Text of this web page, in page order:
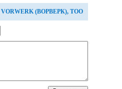
VORWERK (ВОРВЕРК), ТОО